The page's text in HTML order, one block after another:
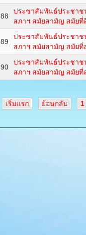
88
ประชาสัมพันธ์ประชาช
สภาฯ สมัยสามัญ สมัยที่
89
ประชาสัมพันธ์ประชาช
สภาฯ สมัยสามัญ สมัยที่
90
ประชาสัมพันธ์ประชาช
สภาฯ สมัยสามัญ สมัยที่
เริ่มแรก ย้อนกลับ 1